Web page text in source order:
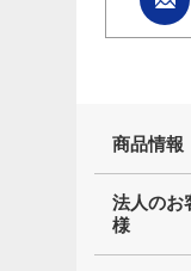
商品情報
法人のお
様